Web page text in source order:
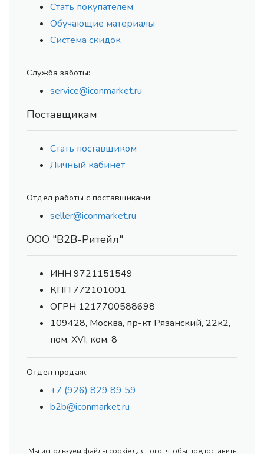
Стать покупателем
Обучающие материалы
Система скидок
Служба заботы:
service@iconmarket.ru
Поставщикам
Стать поставщиком
Личный кабинет
Отдел работы с поставщиками:
seller@iconmarket.ru
ООО "В2В-Ритейл"
ИНН 9721151549
КПП 772101001
ОГРН 1217700588698
109428, Москва, пр-кт Рязанский, 22к2,
пом. XVI, ком. 8
Отдел продаж:
+7 (926) 829 89 59
b2b@iconmarket.ru
Мы используем файлы cookie для того, чтобы предоставить